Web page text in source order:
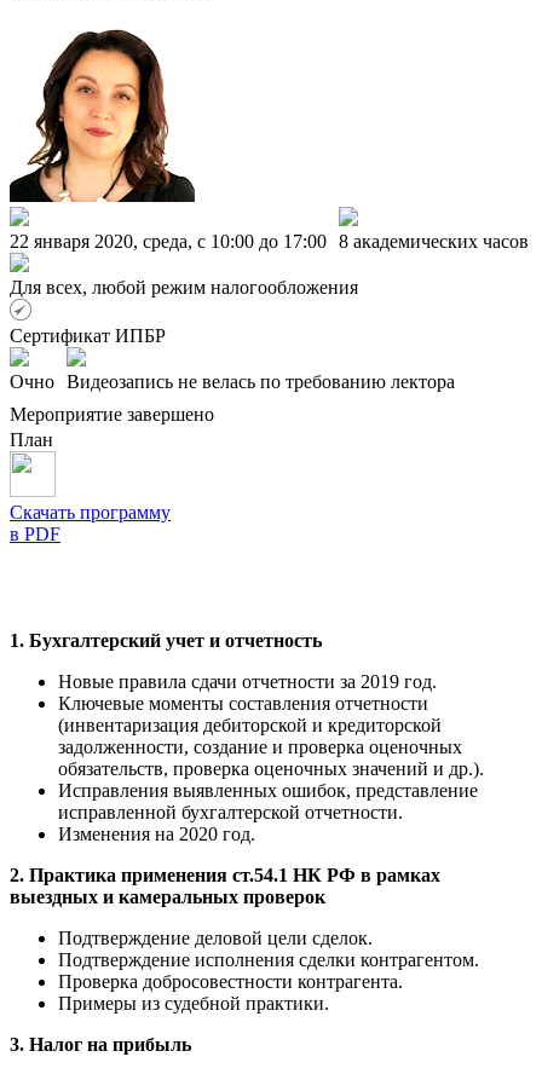
22 января 2020, среда, c 10:00 до 17:00 8 академических часов
Для всех, любой режим налогообложения
Сертификат ИПБР
Очно Видеозапись не велась по требованию лектора
Мероприятие завершено
План
Скачать программу
в PDF
1. Бухгалтерский учет и отчетность
Новые правила сдачи отчетности за 2019 год.
Ключевые моменты составления отчетности
(инвентаризация дебиторской и кредиторской
задолженности, создание и проверка оценочных
обязательств, проверка оценочных значений и др.).
Исправления выявленных ошибок, представление
исправленной бухгалтерской отчетности.
Изменения на 2020 год.
2. Практика применения ст.54.1 НК РФ в рамках
выездных и камеральных проверок
Подтверждение деловой цели сделок.
Подтверждение исполнения сделки контрагентом.
Проверка добросовестности контрагента.
Примеры из судебной практики.
3. Налог на прибыль